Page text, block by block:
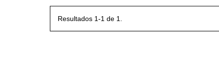
Resultados 1-1 de 1.